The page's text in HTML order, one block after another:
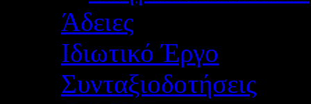
Άδειες
Ιδιωτικό Έργο
Συνταξιοδοτήσεις